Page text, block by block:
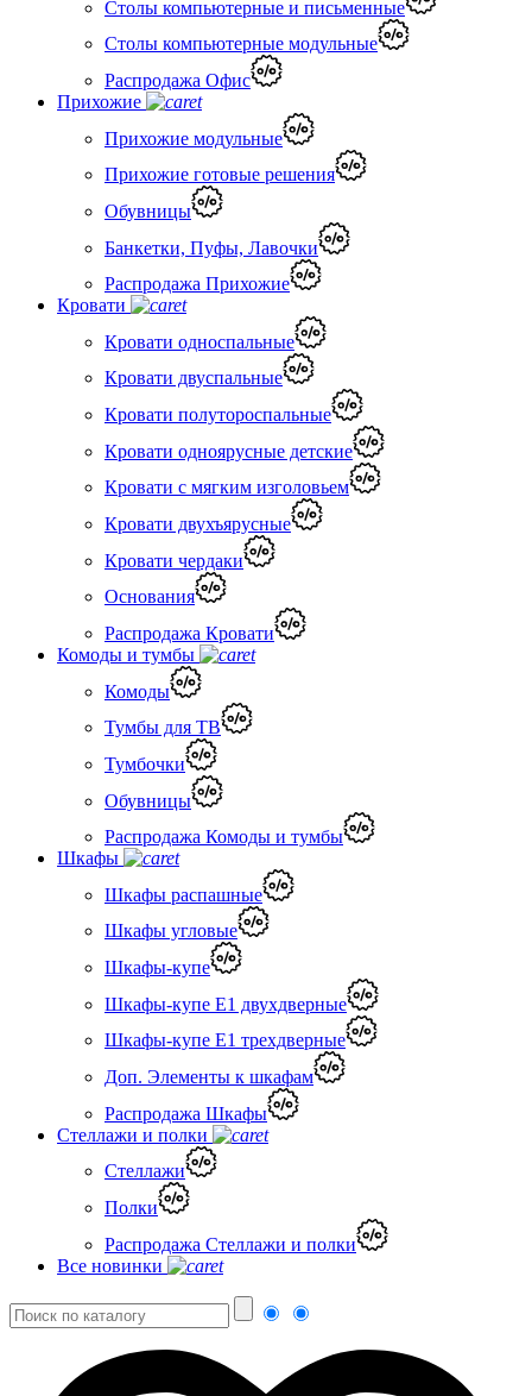
Столы компьютерные и письменные
Столы компьютерные модульные
Распродажа Офис
Прихожие
Прихожие модульные
Прихожие готовые решения
Обувницы
Банкетки, Пуфы, Лавочки
Распродажа Прихожие
Кровати
Кровати односпальные
Кровати двуспальные
Кровати полутороспальные
Кровати одноярусные детские
Кровати с мягким изголовьем
Кровати двухъярусные
Кровати чердаки
Основания
Распродажа Кровати
Комоды и тумбы
Комоды
Тумбы для ТВ
Тумбочки
Обувницы
Распродажа Комоды и тумбы
Шкафы
Шкафы распашные
Шкафы угловые
Шкафы-купе
Шкафы-купе Е1 двухдверные
Шкафы-купе Е1 трехдверные
Доп. Элементы к шкафам
Распродажа Шкафы
Стеллажи и полки
Стеллажи
Полки
Распродажа Стеллажи и полки
Все новинки